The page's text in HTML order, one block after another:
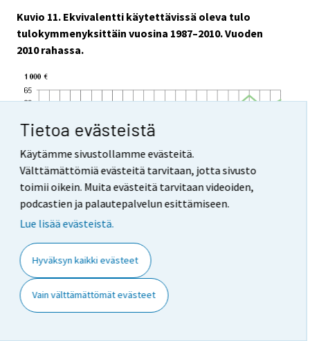
Tietoa evästeistä
Käytämme sivustollamme evästeitä.
Välttämättömiä evästeitä tarvitaan, jotta sivusto
toimii oikein. Muita evästeitä tarvitaan videoiden,
podcastien ja palautepalvelun esittämiseen.
Lue lisää evästeistä.
Hyväksyn kaikki evästeet
Vain välttämättömät evästeet
Kuvio 11. Ekvivalentti käytettävissä oleva tulo
tulokymmenyksittäin vuosina 1987–2010. Vuoden
2010 rahassa.